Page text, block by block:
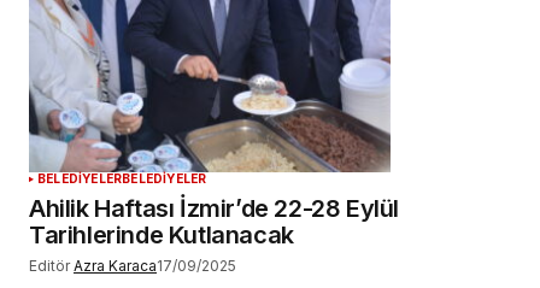
BELEDİYELERBELEDİYELER
Ahilik Haftası İzmir’de 22-28 Eylül
Tarihlerinde Kutlanacak
Editör Azra Karaca17/09/2025